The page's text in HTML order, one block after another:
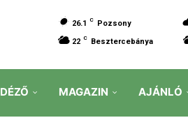
26.1 C Pozsony
22 C Besztercebánya
MAGAZIN AJÁNLÓ